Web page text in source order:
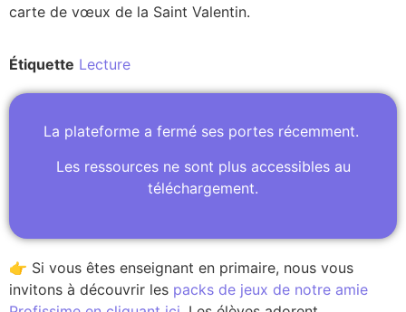
carte de vœux de la Saint Valentin.
Étiquette Lecture
La plateforme a fermé ses portes récemment.
Les ressources ne sont plus accessibles au
téléchargement.
👉 Si vous êtes enseignant en primaire, nous vous
invitons à découvrir les packs de jeux de notre amie